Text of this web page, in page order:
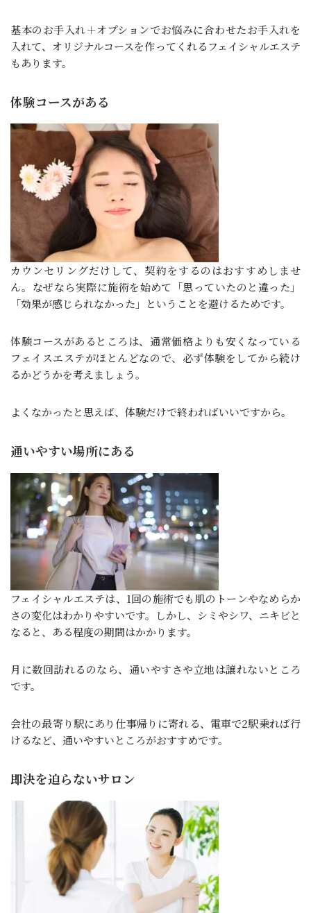
基本のお手入れ＋オプションでお悩みに合わせたお手入れを
入れて、オリジナルコースを作ってくれるフェイシャルエステ
もあります。
体験コースがある
カウンセリングだけして、契約をするのはおすすめしませ
ん。なぜなら実際に施術を始めて「思っていたのと違った」
「効果が感じられなかった」ということを避けるためです。
体験コースがあるところは、通常価格よりも安くなっている
フェイスエステがほとんどなので、必ず体験をしてから続け
るかどうかを考えましょう。
よくなかったと思えば、体験だけで終わればいいですから。
通いやすい場所にある
フェイシャルエステは、1回の施術でも肌のトーンやなめらか
さの変化はわかりやすいです。しかし、シミやシワ、ニキビと
なると、ある程度の期間はかかります。
月に数回訪れるのなら、通いやすさや立地は譲れないところ
です。
会社の最寄り駅にあり仕事帰りに寄れる、電車で2駅乗れば行
けるなど、通いやすいところがおすすめです。
即決を迫らないサロン